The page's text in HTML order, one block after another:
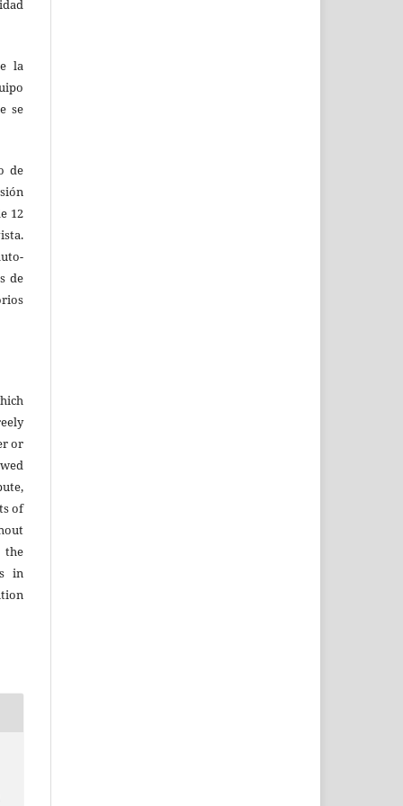
la
se
de
12
de
or
of
in